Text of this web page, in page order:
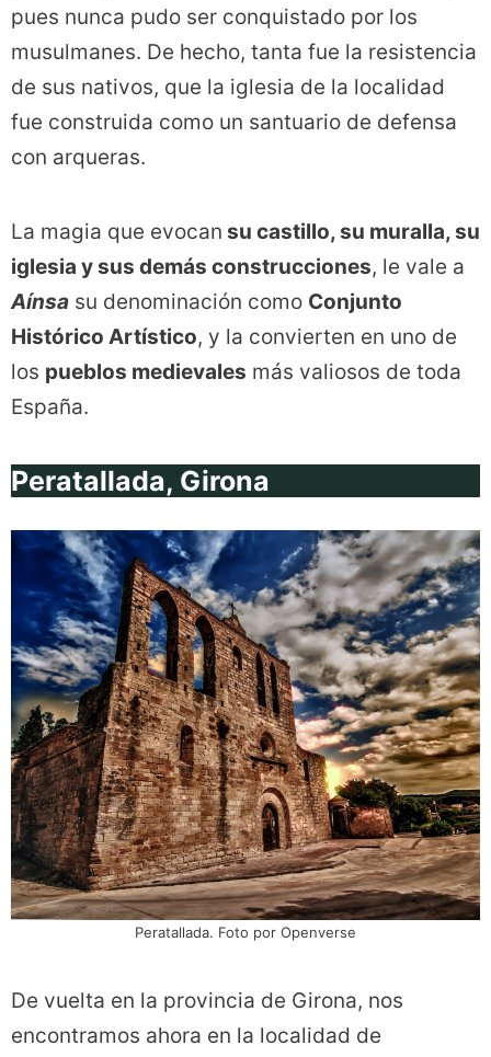
pues nunca pudo ser conquistado por los
musulmanes. De hecho, tanta fue la resistencia
de sus nativos, que la iglesia de la localidad
fue construida como un santuario de defensa
con arqueras.
La magia que evocan su castillo, su muralla, su
iglesia y sus demás construcciones, le vale a
Aínsa su denominación como Conjunto
Histórico Artístico, y la convierten en uno de
los pueblos medievales más valiosos de toda
España.
Peratallada, Girona
Peratallada. Foto por Openverse
De vuelta en la provincia de Girona, nos
encontramos ahora en la localidad de